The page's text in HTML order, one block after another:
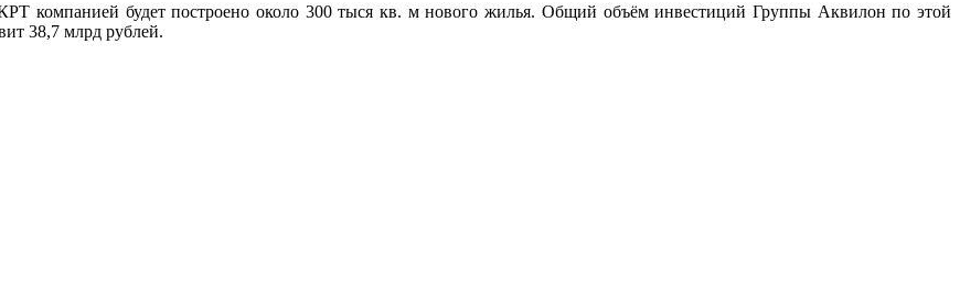
компанией будет построено около 300 тыся кв. м нового жилья. Общий объём инвестиций Группы Аквилон по этой
38,7 млрд рублей.